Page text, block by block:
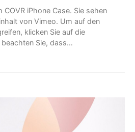
iPhone Case. Sie sehen
von Vimeo. Um auf den
klicken Sie auf die
Sie, dass…